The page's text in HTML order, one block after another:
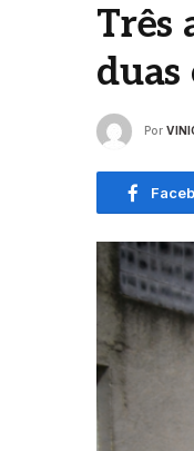
Três
duas
Por